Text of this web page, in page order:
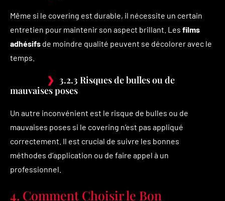
Même si le covering est durable, il nécessite un certain
entretien pour maintenir son aspect brillant. Les films
adhésifs de moindre qualité peuvent se décolorer avec le
temps.
3.2.3 Risques de bulles ou de
mauvaises poses
Un autre inconvénient est le risque de bulles ou de
mauvaises poses si le covering n’est pas appliqué
correctement. Il est crucial de suivre les bonnes
méthodes d’application ou de faire appel à un
professionnel.
4. Comment Choisir le Bon